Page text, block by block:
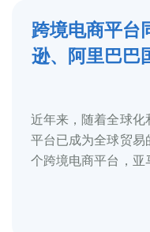
5
2025-3
跨境电商平台
逊、阿里巴巴
近年来，随着全球化
平台已成为全球贸易
个跨境电商平台，亚